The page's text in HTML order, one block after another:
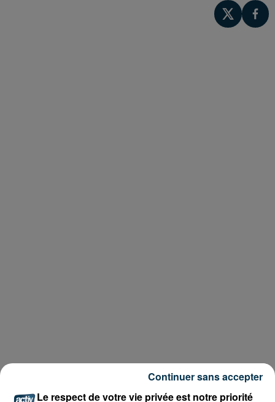
Le respect de votre vie privée est notre priorité
Continuer sans accepter